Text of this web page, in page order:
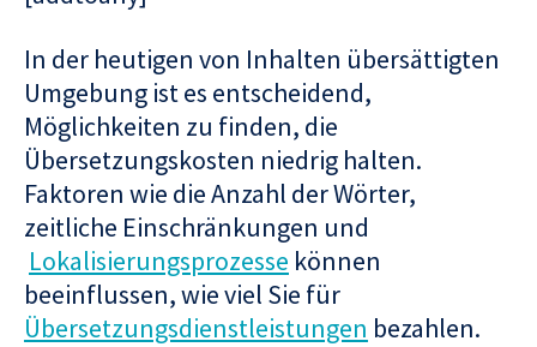
In der heutigen von Inhalten übersättigten
Umgebung ist es entscheidend,
Möglichkeiten zu finden, die
Übersetzungskosten niedrig halten.
Faktoren wie die Anzahl der Wörter,
zeitliche Einschränkungen und
Lokalisierungsprozesse können
beeinflussen, wie viel Sie für
Übersetzungsdienstleistungen bezahlen.